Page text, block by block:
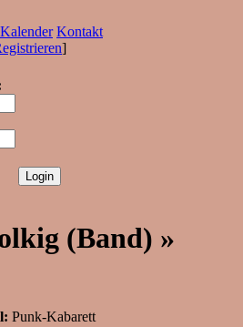
Kalender Kontakt
]
(Band) »
Punk-Kabarett